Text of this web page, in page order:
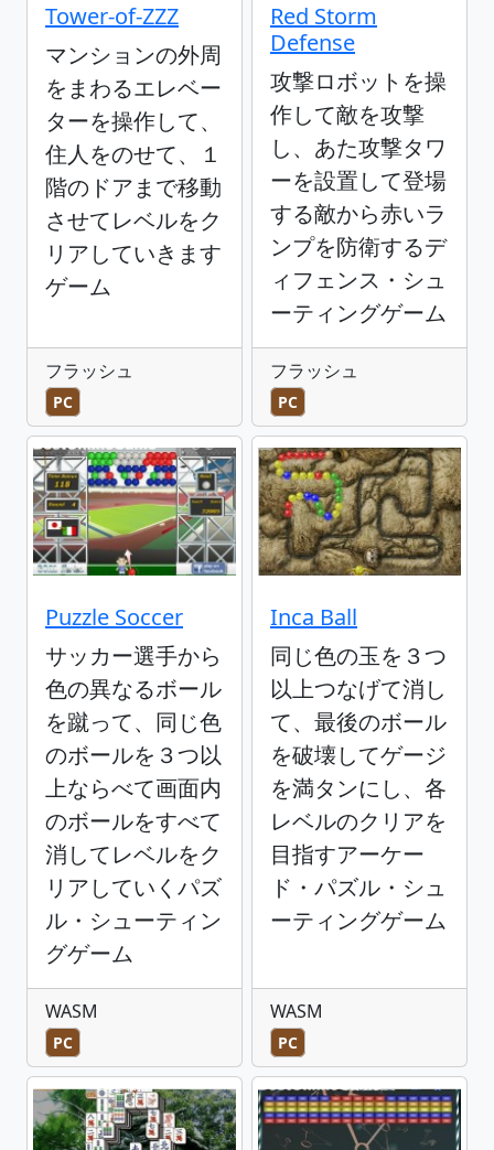
Tower-of-ZZZ
マンションの外周
をまわるエレベー
ターを操作して、
住人をのせて、１
階のドアまで移動
させてレベルをク
リアしていきます
ゲーム
フラッシュ
PC
Red Storm
Defense
攻撃ロボットを操
作して敵を攻撃
し、あた攻撃タワ
ーを設置して登場
する敵から赤いラ
ンプを防衛するデ
ィフェンス・シュ
ーティングゲーム
フラッシュ
PC
Puzzle Soccer
サッカー選手から
色の異なるボール
を蹴って、同じ色
のボールを３つ以
上ならべて画面内
のボールをすべて
消してレベルをク
リアしていくパズ
ル・シューティン
グゲーム
WASM
PC
Inca Ball
同じ色の玉を３つ
以上つなげて消し
て、最後のボール
を破壊してゲージ
を満タンにし、各
レベルのクリアを
目指すアーケー
ド・パズル・シュ
ーティングゲーム
WASM
PC